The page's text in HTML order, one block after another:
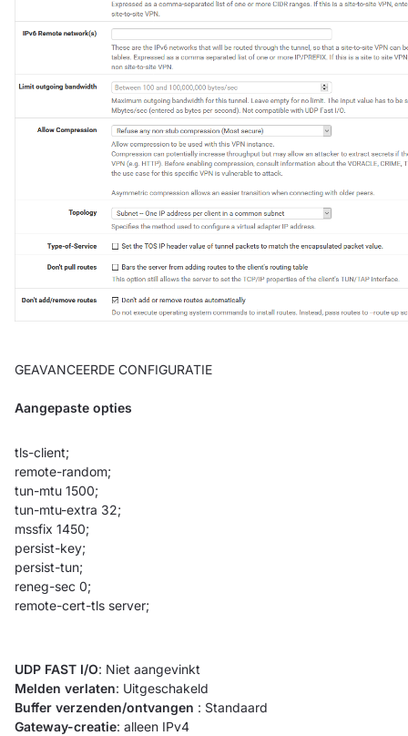
GEAVANCEERDE CONFIGURATIE
Aangepaste opties
tls-client;
remote-random;
tun-mtu 1500;
tun-mtu-extra 32;
mssfix 1450;
persist-key;
persist-tun;
reneg-sec 0;
remote-cert-tls server;
UDP FAST I/O: Niet aangevinkt
Melden verlaten: Uitgeschakeld
Buffer verzenden/ontvangen : Standaard
Gateway-creatie: alleen IPv4